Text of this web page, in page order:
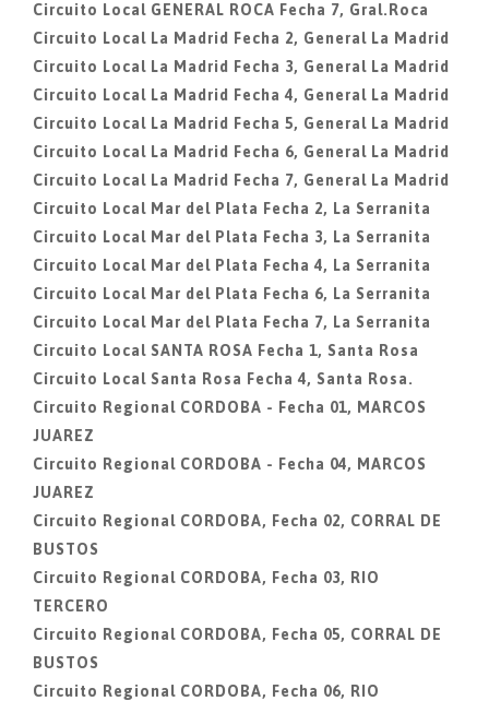
Circuito Local GENERAL ROCA Fecha 7, Gral.Roca
Circuito Local La Madrid Fecha 2, General La Madrid
Circuito Local La Madrid Fecha 3, General La Madrid
Circuito Local La Madrid Fecha 4, General La Madrid
Circuito Local La Madrid Fecha 5, General La Madrid
Circuito Local La Madrid Fecha 6, General La Madrid
Circuito Local La Madrid Fecha 7, General La Madrid
Circuito Local Mar del Plata Fecha 2, La Serranita
Circuito Local Mar del Plata Fecha 3, La Serranita
Circuito Local Mar del Plata Fecha 4, La Serranita
Circuito Local Mar del Plata Fecha 6, La Serranita
Circuito Local Mar del Plata Fecha 7, La Serranita
Circuito Local SANTA ROSA Fecha 1, Santa Rosa
Circuito Local Santa Rosa Fecha 4, Santa Rosa.
Circuito Regional CORDOBA - Fecha 01, MARCOS
JUAREZ
Circuito Regional CORDOBA - Fecha 04, MARCOS
JUAREZ
Circuito Regional CORDOBA, Fecha 02, CORRAL DE
BUSTOS
Circuito Regional CORDOBA, Fecha 03, RIO
TERCERO
Circuito Regional CORDOBA, Fecha 05, CORRAL DE
BUSTOS
Circuito Regional CORDOBA, Fecha 06, RIO